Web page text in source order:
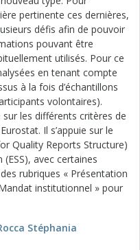
pertinente ces dernières,
défis afin de pouvoir
pouvant être
utilisés. Pour ce
en tenant compte
à la fois d’échantillons
volontaires).
les différents critères de
Il s’appuie sur le
Quality Reports Structure)
avec certaines
rubriques « Présentation
institutionnel » pour
Stéphania